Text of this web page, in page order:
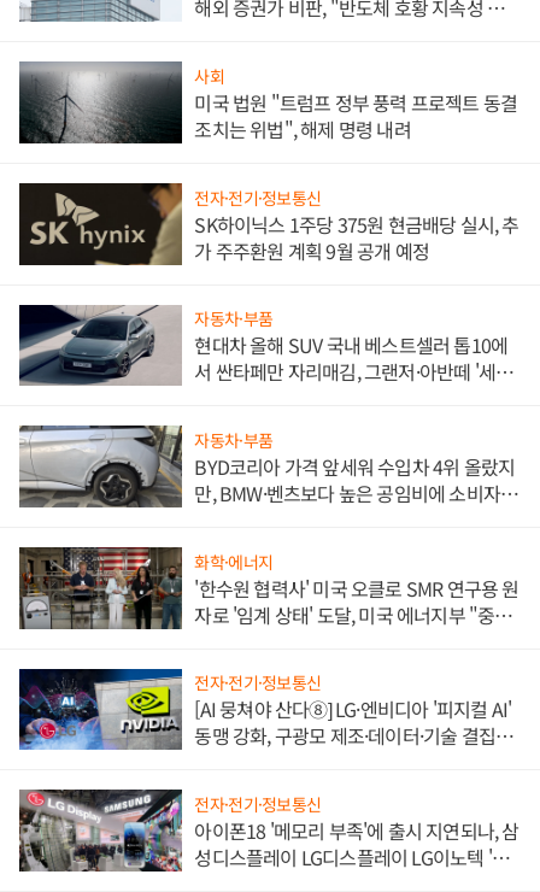
해외 증권가 비판, "반도체 호황 지속성 의
사회
미국 법원 "트럼프 정부 풍력 프로젝트 동결
조치는 위법", 해제 명령 내려
전자·전기·정보통신
SK하이닉스 1주당 375원 현금배당 실시, 추
가 주주환원 계획 9월 공개 예정
자동차·부품
현대차 올해 SUV 국내 베스트셀러 톱10에
서 싼타페만 자리매김, 그랜저·아반떼 '세단
자동차·부품
BYD코리아 가격 앞세워 수입차 4위 올랐지
만, BMW·벤츠보다 높은 공임비에 소비자
화학·에너지
'한수원 협력사' 미국 오클로 SMR 연구용 원
자로 '임계 상태' 도달, 미국 에너지부 "중요
전자·전기·정보통신
[AI 뭉쳐야 산다⑧] LG·엔비디아 '피지컬 AI'
동맹 강화, 구광모 제조·데이터·기술 결집
전자·전기·정보통신
아이폰18 '메모리 부족'에 출시 지연되나, 삼
성디스플레이 LG디스플레이 LG이노텍 '탈